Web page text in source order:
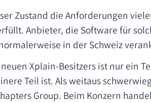
Zustand die Anforderungen
Anbieter, die Software für
in der Schweiz
Xplain-Besitzers ist nur ein
Teil ist. Als weitaus
Group. Beim Konzern